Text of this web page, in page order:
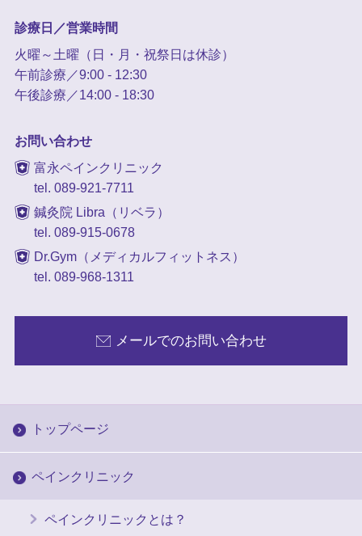
診療日／営業時間
火曜～土曜（日・月・祝祭日は休診）
午前診療／9:00 - 12:30
午後診療／14:00 - 18:30
お問い合わせ
富永ペインクリニック
tel. 089-921-7711
鍼灸院 Libra（リベラ）
tel. 089-915-0678
Dr.Gym（メディカルフィットネス）
tel. 089-968-1311
メールでのお問い合わせ
トップページ
ペインクリニック
ペインクリニックとは？